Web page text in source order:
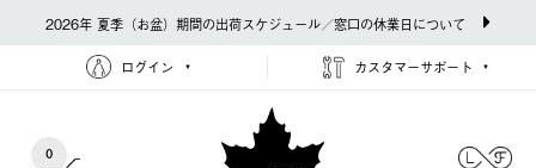
2026年 夏季（お盆）期間の出荷スケジュール／窓口の休業日について
ログイン カスタマーサポート
0